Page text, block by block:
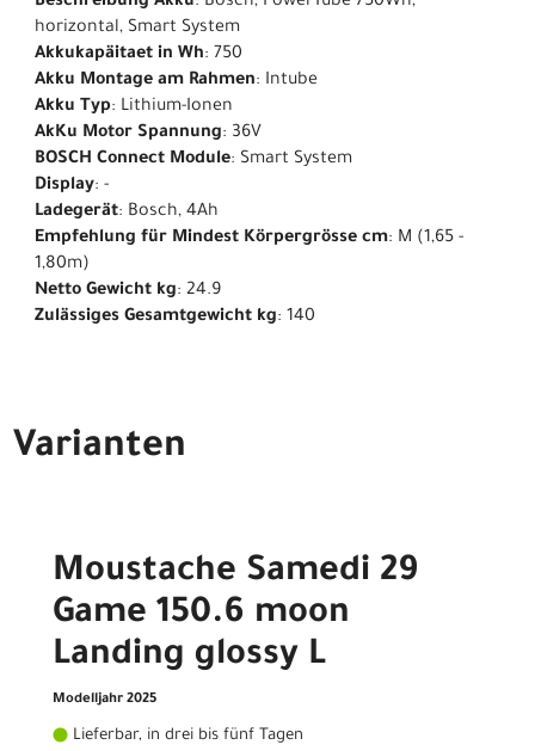
horizontal, Smart System
Akkukapäitaet in Wh: 750
Akku Montage am Rahmen: Intube
Akku Typ: Lithium-Ionen
AkKu Motor Spannung: 36V
BOSCH Connect Module: Smart System
Display: -
Ladegerät: Bosch, 4Ah
Empfehlung für Mindest Körpergrösse cm: M (1,65 -
1,80m)
Netto Gewicht kg: 24.9
Zulässiges Gesamtgewicht kg: 140
Varianten
Moustache Samedi 29
Game 150.6 moon
Landing glossy L
Modelljahr 2025
Lieferbar, in drei bis fünf Tagen